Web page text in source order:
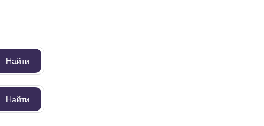
Найти
Найти